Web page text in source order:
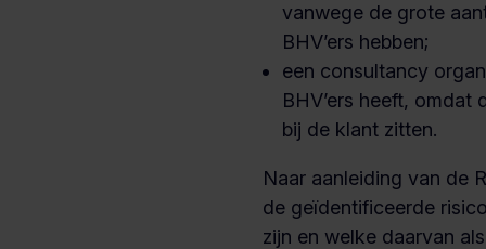
vanwege de grote
BHV’ers hebben;
een consultancy
BHV’ers heeft, omdat
bij de klant zitten.
Naar aanleiding van de
de geïdentificeerde
zijn en welke daarvan